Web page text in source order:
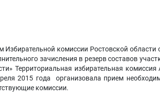
Избирательной комиссии Ростовской
зачисления в резерв составов
Территориальная избирательная
2015 года организовала прием
комиссии.